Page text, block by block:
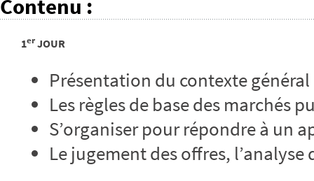
Contenu :
1erJOUR
Présentation du contexte
Les règles de base des marchés
S’organiser pour répondre à un
Le jugement des offres, l’analyse